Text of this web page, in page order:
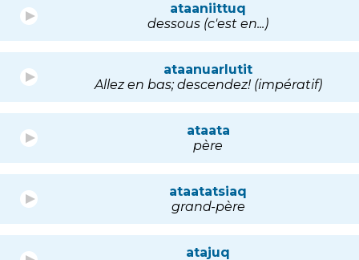
ataaniittuq
dessous (c'est en...)
ataanuarlutit
Allez en bas; descendez! (impératif)
ataata
père
ataatatsiaq
grand-père
atajuq